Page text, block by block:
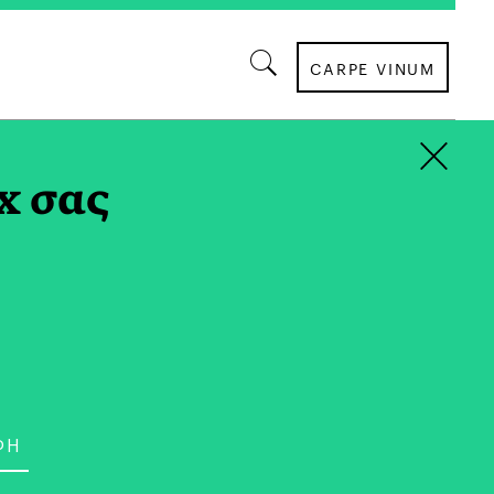
CARPE VINUM
Ο χορός είναι η μεγάλη της αγάπη
Είναι κάτοχος του Diploma in Dance
σας
×